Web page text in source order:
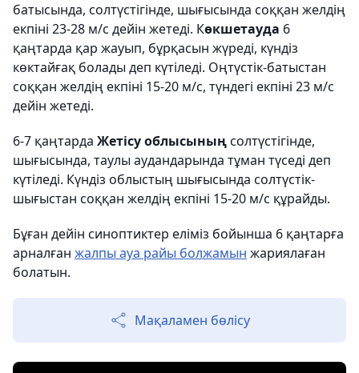
батысында, солтүстігінде, шығысында соққан желдің
екпіні 23-28 м/с дейін жетеді. Көкшетауда 6
қаңтарда қар жауып, бұрқасын жүреді, күндіз
көктайғақ болады деп күтіледі. Оңтүстік-батыстан
соққан желдің екпіні 15-20 м/с, түндегі екпіні 23 м/с
дейін жетеді.
6-7 қаңтарда Жетісу облысыныңсолтүстігінде,
шығысында, таулы аудандарында тұман түседі деп
күтіледі. Күндіз облыстың шығысында солтүстік-
шығыстан соққан желдің екпіні 15-20 м/с құрайды.
Бұған дейін синоптиктер еліміз бойынша 6 қаңтарға
арналған жалпы ауа райы болжамын жариялаған
болатын.
Мақаламен бөлісу